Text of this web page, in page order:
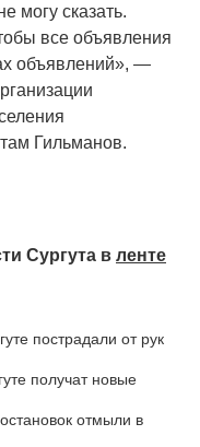
могу сказать.
все объявления
объявлений», —
Гильманов.
Сургута в ленте
пострадали от рук
получат новые
отмыли в